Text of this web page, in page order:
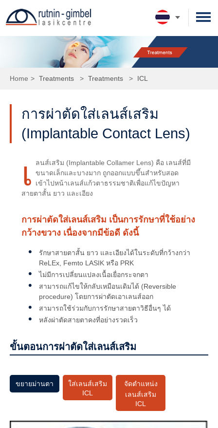
ดวงตาของเรา
ประเภทการตรวจและการรักษา
การเตรียมตัวในวันผ่าตัด
Femto LASIK
LASIK
Monovision
เกร็ดความรู้เพิ่มเติม
เทคโนโลยี
ผู้ป่วยเก่า
ประวัติโรงพยาบาล
ความประทับใจจากผู้ใช้บริการ
ติดต่อเรา
Home > Treatments > Treatments > ICL
การผ่าตัดใส่เลนส์เสริม
(Implantable Contact Lens)
เ
ลนส์เสริม (Implantable Collamer Lens) คือ เลนส์ที่มี
ขนาดเล็กและบางมาก ถูกออกแบบขึ้นสำหรับสอด
เข้าไปหน้าเลนส์แก้วตาธรรมชาติเพื่อแก้ไขปัญหา
สายตาสั้น ยาว และเอียง
การผ่าตัดใส่เลนส์เสริม เป็นการรักษาที่ใช้อย่าง
กว้างขวาง เนื่องจากมีข้อดี ดังนี้
รักษาสายตาสั้น ยาว และเอียงได้ในระดับที่กว้างกว่า
ReLEx, Femto LASIK หรือ PRK
ไม่มีการเปลี่ยนแปลงเนื้อเยื่อกระจกตา
สามารถแก้ไขให้กลับเหมือนเดิมได้ (Reversible
procedure) โดยการผ่าตัดเอาเลนส์ออก
สามารถใช้ร่วมกับการรักษาสายตาวิธีอื่นๆ ได้
หลังผ่าตัดสายตาคงที่อย่างรวดเร็ว
ขั้นตอนการผ่าตัดใส่เลนส์เสริม
ขยายม่านตา
ใส่เลนส์เสริม
ICL
จัดตำแหน่ง
เลนส์เสริม
ICL